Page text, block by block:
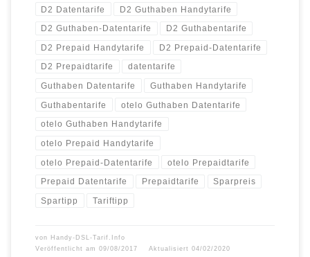
D2 Datentarife D2 Guthaben Handytarife
D2 Guthaben-Datentarife D2 Guthabentarife
D2 Prepaid Handytarife D2 Prepaid-Datentarife
D2 Prepaidtarife datentarife
Guthaben Datentarife Guthaben Handytarife
Guthabentarife otelo Guthaben Datentarife
otelo Guthaben Handytarife
otelo Prepaid Handytarife
otelo Prepaid-Datentarife otelo Prepaidtarife
Prepaid Datentarife Prepaidtarife Sparpreis
Spartipp Tariftipp
von Handy-DSL-Tarif.Info
Veröffentlicht am 09/08/2017 Aktualisiert 04/02/2020